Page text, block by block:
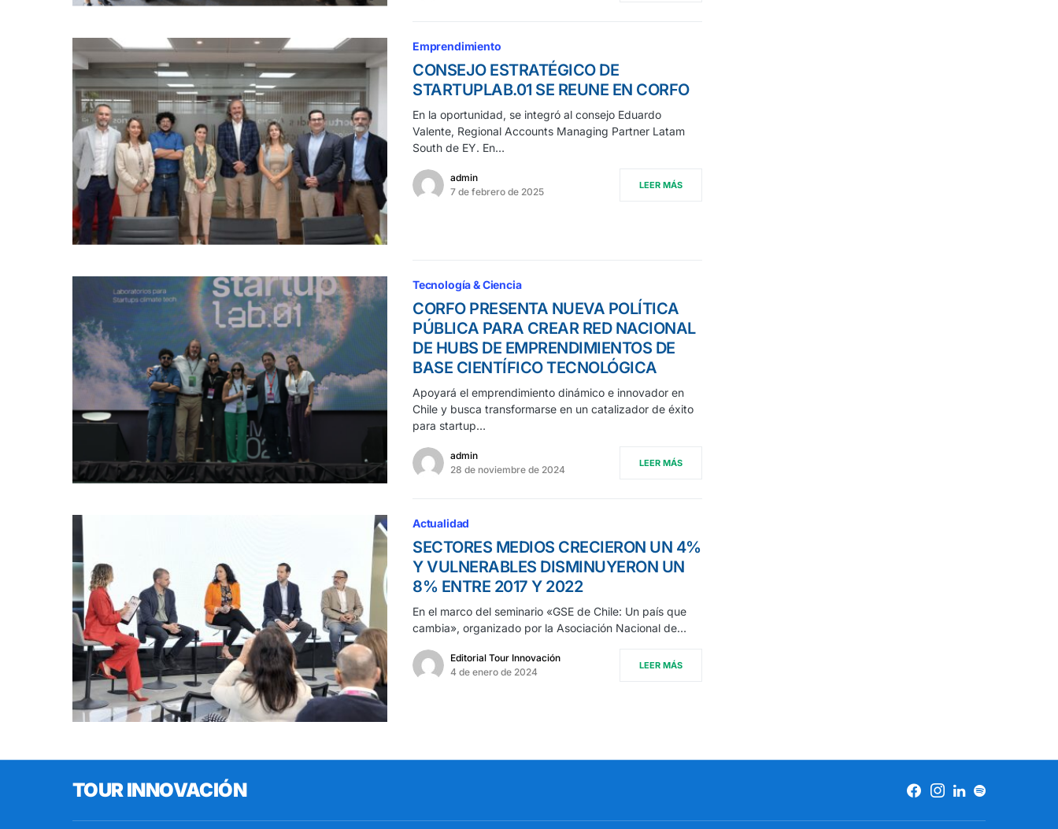
Emprendimiento
CONSEJO ESTRATÉGICO DE
STARTUPLAB.01 SE REUNE EN CORFO
En la oportunidad, se integró al consejo Eduardo
Valente, Regional Accounts Managing Partner Latam
South de EY. En…
admin
7 de febrero de 2025
LEER MÁS
Tecnología & Ciencia
CORFO PRESENTA NUEVA POLÍTICA
PÚBLICA PARA CREAR RED NACIONAL
DE HUBS DE EMPRENDIMIENTOS DE
BASE CIENTÍFICO TECNOLÓGICA
Apoyará el emprendimiento dinámico e innovador en
Chile y busca transformarse en un catalizador de éxito
para startup…
admin
28 de noviembre de 2024
LEER MÁS
Actualidad
SECTORES MEDIOS CRECIERON UN 4%
Y VULNERABLES DISMINUYERON UN
8% ENTRE 2017 Y 2022
En el marco del seminario «GSE de Chile: Un país que
cambia», organizado por la Asociación Nacional de…
Editorial Tour Innovación
4 de enero de 2024
LEER MÁS
TOUR INNOVACIÓN